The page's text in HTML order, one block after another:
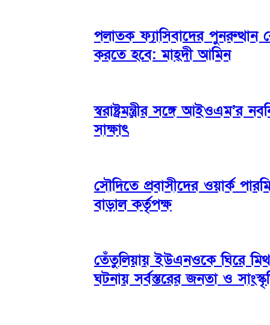
পলাতক ফ্যাসিবাদের
করতে হবে: মাহ্দী আমিন
স্বরাষ্ট্রমন্ত্রীর সঙ্গে আইওএম’র
সাক্ষাৎ
সৌদিতে প্রবাসীদের ওয়ার্ক
বাড়াল কর্তৃপক্ষ
তেঁতুলিয়ায় ইউএনওকে ঘিরে
ঘটনায় সর্বস্তরের জনতা ও